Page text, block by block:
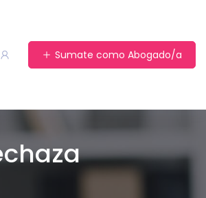
Sumate como Abogado/a